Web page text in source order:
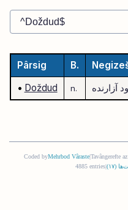
Pârsig B.
• Doždud n. آزارنده
Coded byMehrbod Vâraste|Tavângerefte
4885 entries
(١٧)